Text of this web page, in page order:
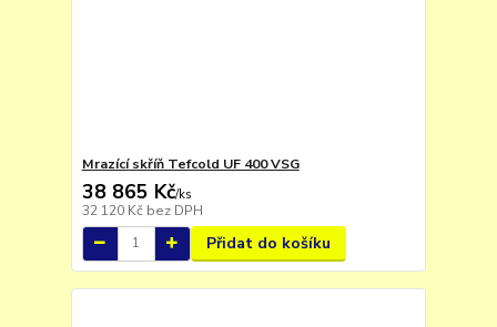
Mrazící skříň Tefcold UF 400 VSG
38 865 Kč/ks
32 120 Kč bez DPH
Přidat do košíku